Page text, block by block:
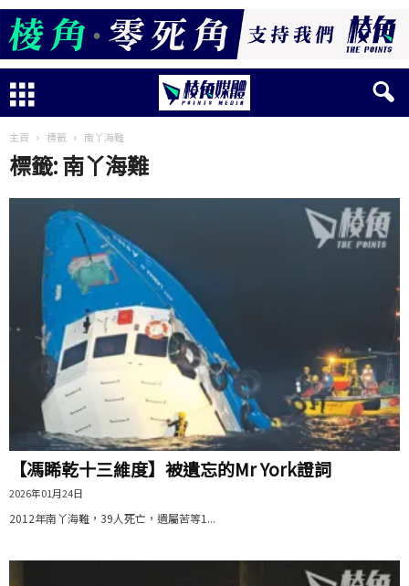
主頁 標籤 南丫海難
標籤: 南丫海難
【馮睎乾十三維度】被遺忘的Mr York證詞
2026年01月24日
2012年南丫海難，39人死亡，遺屬苦等1...